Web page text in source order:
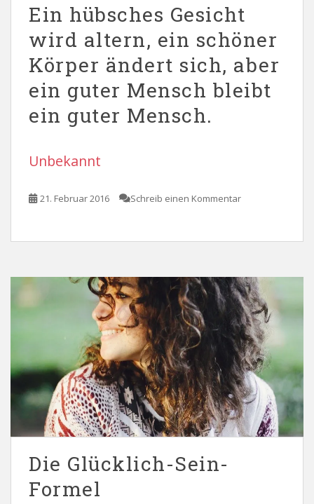
Ein hübsches Gesicht
wird altern, ein schöner
Körper ändert sich, aber
ein guter Mensch bleibt
ein guter Mensch.
Unbekannt
21. Februar 2016 Schreib einen Kommentar
Die Glücklich-Sein-
Formel